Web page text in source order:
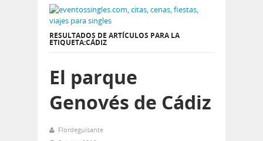
RESULTADOS DE ARTÍCULOS PARA LA
ETIQUETA:CÁDIZ
El parque
Genovés de Cádiz
Flordeguisante